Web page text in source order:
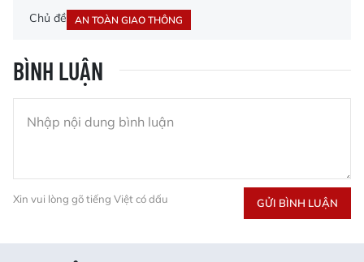
Chủ đề AN TOÀN GIAO THÔNG
BÌNH LUẬN
Xin vui lòng gõ tiếng Việt có dấu GỬI BÌNH LUẬN